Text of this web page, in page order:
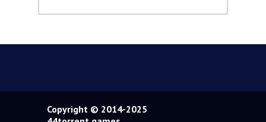
Copyright © 2014-2025